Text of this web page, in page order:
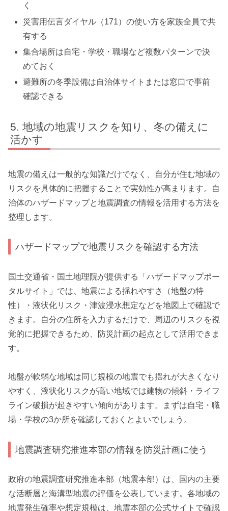
く
災害用伝言ダイヤル（171）の使い方を家族全員で共
有する
集合場所は自宅・学校・職場など複数パターンで決
めておく
避難所の冬季設備は自治体サイトまたは窓口で事前
確認できる
地域の地震リスクを知り、冬の備えに
活かす
地震の備えは一般的な知識だけでなく、自分が住む地域の
リスクを具体的に把握することで実効性が高まります。自
治体のハザードマップと地震調査の情報を活用する方法を
整理します。
ハザードマップで地震リスクを確認する方法
国土交通省・国土地理院が提供する「ハザードマップポー
タルサイト」では、地震による揺れやすさ（地盤の特
性）・液状化リスク・津波浸水想定などを地図上で確認で
きます。自分の住所を入力するだけで、周辺のリスクを視
覚的に把握できるため、防災計画の起点として活用できま
す。
地盤が軟弱な地域は同じ規模の地震でも揺れが大きくなり
やすく、液状化リスクが高い地域では建物の傾斜・ライフ
ライン破損が起きやすい傾向があります。まずは自宅・職
場・学校の3か所を確認しておくとよいでしょう。
地震調査研究推進本部の情報を防災計画に使う
政府の地震調査研究推進本部（地震本部）は、国内の主要
な活断層と海溝型地震の評価を公表しています。各地域の
地震発生確率や想定規模は、地震本部の公式サイトで確認